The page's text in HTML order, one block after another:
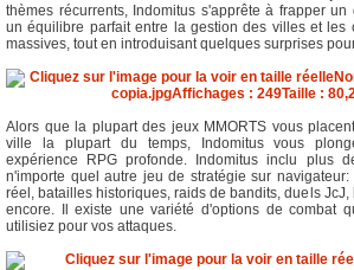
thèmes récurrents, Indomitus s'apprête à frapper
un équilibre parfait entre la gestion des villes et les
massives, tout en introduisant quelques surprises
Alors que la plupart des jeux MMORTS vous
ville la plupart du temps, Indomitus vous
expérience RPG profonde. Indomitus inclu plus
n'importe quel autre jeu de stratégie sur
réel, batailles historiques, raids de bandits, duels
encore. Il existe une variété d'options de combat
utilisiez pour vos attaques.